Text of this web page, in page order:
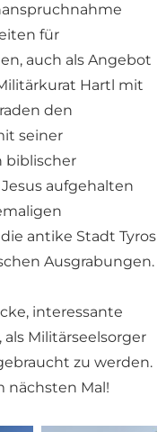
für
auch als Angebot
Hartl mit
den
seiner
biblischer
aufgehalten
antike Stadt Tyros
Ausgrabungen.
interessante
Militärseelsorger
zu werden.
nächsten Mal!